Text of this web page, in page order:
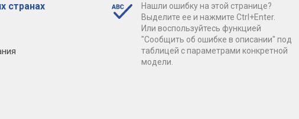
странах
Нашли ошибку на этой странице?
Выделите ее и нажмите Ctrl+Enter.
Или воспользуйтесь функцией
"Сообщить об ошибке в описании" под
таблицей с параметрами конкретной
модели.